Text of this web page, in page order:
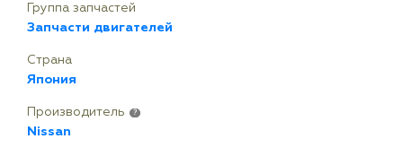
Группа запчастей
Запчасти двигателей
Страна
Япония
Производитель ?
Nissan